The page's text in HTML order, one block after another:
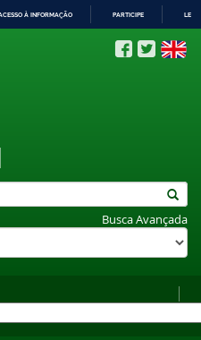
À INFORMAÇÃO PARTICIPE
Busca Avançada